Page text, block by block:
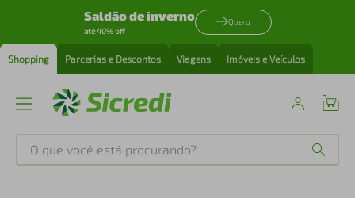
Saldão de inverno
até 40% off
Quero
Shopping Parcerias e Descontos Viagens Imóveis e Veículos
O que você está procurando?